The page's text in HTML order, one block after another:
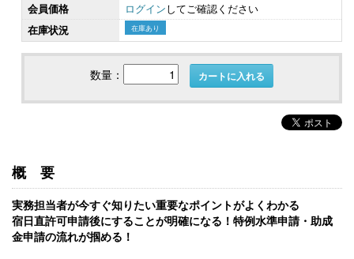
会員価格
ログインしてご確認ください
在庫状況
在庫あり
数量： カートに入れる
概要
実務担当者が今すぐ知りたい重要なポイントがよくわかる
宿日直許可申請後にすることが明確になる！特例水準申請・助成
金申請の流れが掴める！